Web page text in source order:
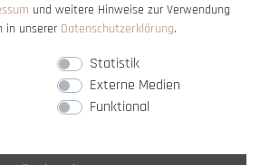
und weitere Hinweise zur Verwendung
in unserer Daten­schutz­erklärung.
Statistik
Externe Medien
Funktional